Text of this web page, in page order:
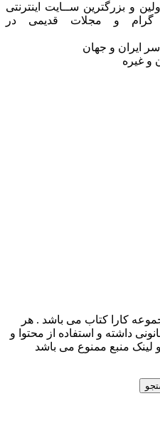
و بزرگترین ســایت اینترنتی
و مجلات قدیمی در
ایران و جهان
و غیره
کارا کتاب می باشد . هر
داشته و استفاده از محتوا و
منبع ممنوع می باشد